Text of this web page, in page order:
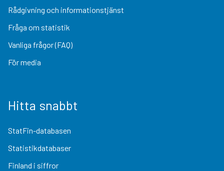
Rådgivning och informationstjänst
Fråga om statistik
Vanliga frågor (FAQ)
För media
Hitta snabbt
StatFin-databasen
Statistikdatabaser
Finland i siffror